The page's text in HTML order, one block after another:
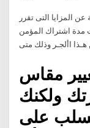
عن المزايا التى تقرر
مدة اشتراك المؤمن
مقاس
ولكنك
على